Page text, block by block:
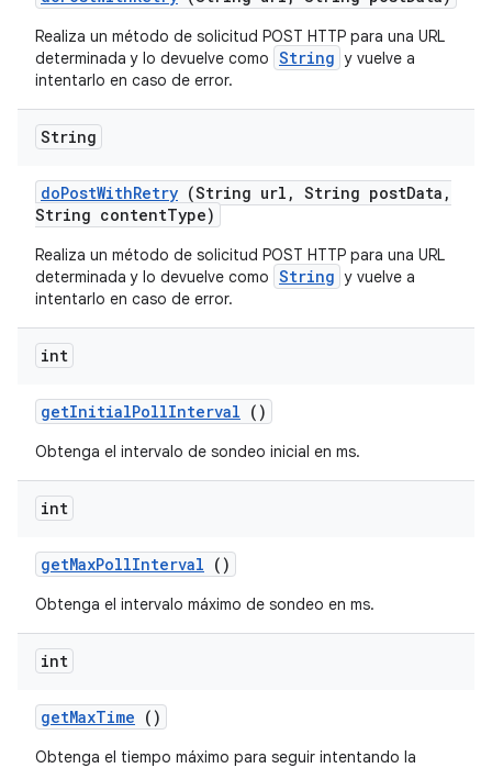
Realiza un método de solicitud POST HTTP para una URL
determinada y lo devuelve como String y vuelve a
intentarlo en caso de error.
String
doPostWithRetry (String url , String postData ,
String contentType)
Realiza un método de solicitud POST HTTP para una URL
determinada y lo devuelve como String y vuelve a
intentarlo en caso de error.
int
getInitialPollInterval ()
Obtenga el intervalo de sondeo inicial en ms.
int
getMaxPollInterval ()
Obtenga el intervalo máximo de sondeo en ms.
int
getMaxTime ()
Obtenga el tiempo máximo para seguir intentando la